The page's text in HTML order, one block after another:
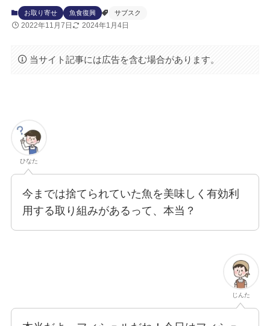
お取り寄せ 魚食復興 サブスク
2022年11月7日 2024年1月4日
当サイト記事には広告を含む場合があります。
ひなた
今までは捨てられていた魚を美味しく有効利
用する取り組みがあるって、本当？
じんた